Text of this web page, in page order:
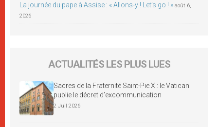
La journée du pape à Assise : « Allons-y ! Let’s go ! » août 6,
2026
ACTUALITÉS LES PLUS LUES
Sacres de la Fraternité Saint-Pie X : le Vatican
publie le décret d’excommunication
2 Juil 2026